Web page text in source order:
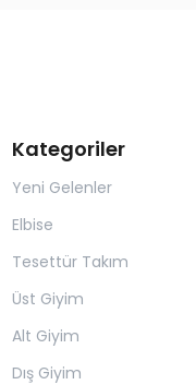
Kategoriler
Yeni Gelenler
Elbise
Tesettür Takım
Üst Giyim
Alt Giyim
Dış Giyim